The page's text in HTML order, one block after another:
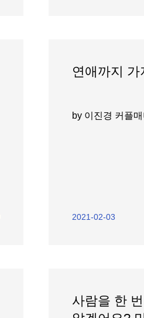
연애까지
by 이진경 커플
2021-02-03
사람을 한